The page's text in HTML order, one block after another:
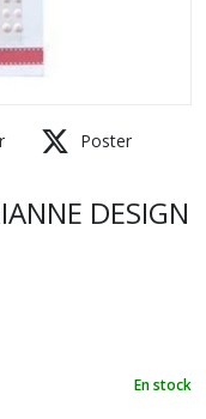
Poster
DESIGN
En stock